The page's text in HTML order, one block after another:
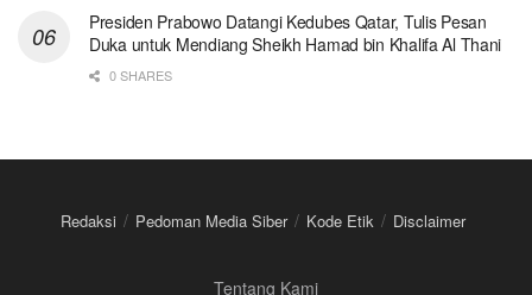
Presiden Prabowo Datangi Kedubes Qatar, Tulis Pesan
Duka untuk Mendiang Sheikh Hamad bin Khalifa Al Thani
0 SHARES
Redaksi Pedoman Media Siber Kode Etik Disclaimer
Tentang Kami